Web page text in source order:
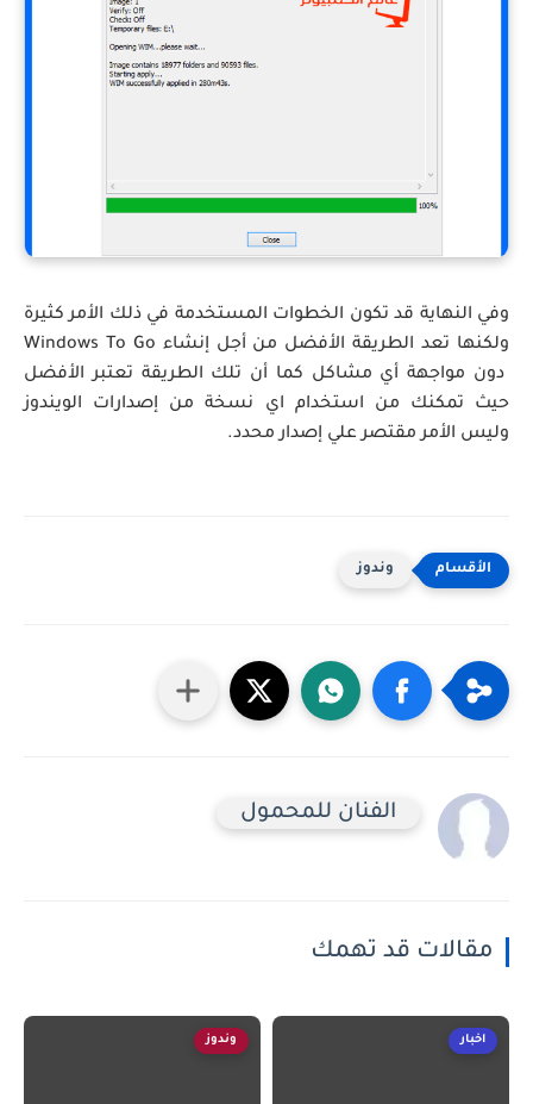
وفي النهاية قد تكون الخطوات المستخدمة في ذلك الأمر كثيرة
ولكنها تعد الطريقة الأفضل من أجل إنشاء Windows To Go
دون مواجهة أي مشاكل كما أن تلك الطريقة تعتبر الأفضل
حيث تمكنك من استخدام اي نسخة من إصدارات الويندوز
وليس الأمر مقتصر علي إصدار محدد.
وندوز
الفنان للمحمول
مقالات قد تهمك
اخبار وندوز